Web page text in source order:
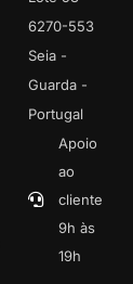
6270-553
Seia -
Guarda -
Portugal
Apoio
ao
cliente
9h às
19h